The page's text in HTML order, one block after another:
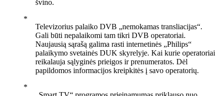
švino.
Televizorius palaiko DVB „nemokamas transliacijas“.
Gali būti nepalaikomi tam tikri DVB operatoriai.
Naujausią sąrašą galima rasti internetinės „Philips“
palaikymo svetainės DUK skyrelyje. Kai kurie operatoriai
reikalauja sąlyginės prieigos ir prenumeratos. Dėl
papildomos informacijos kreipkitės į savo operatorių.